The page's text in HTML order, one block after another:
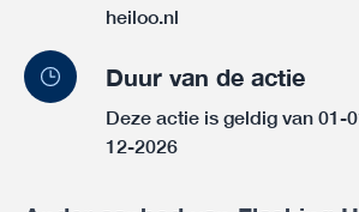
heiloo.nl
Duur van de actie
Deze actie is geldig van 01-
12-2026